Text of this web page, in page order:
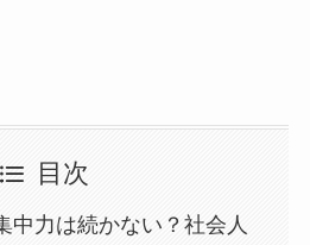
目次
中力は続かない？社会人